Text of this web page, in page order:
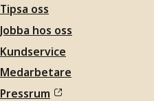
Tipsa oss
Jobba hos oss
Kundservice
Medarbetare
Pressrum